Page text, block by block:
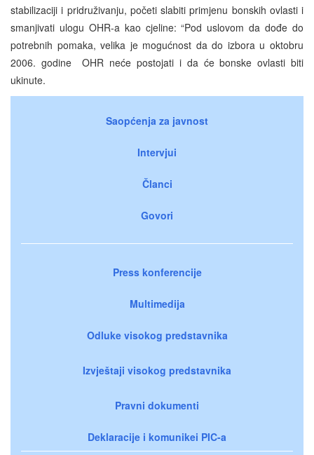
stabilizaciji i pridruživanju, početi slabiti primjenu bonskih ovlasti i
smanjivati ulogu OHR-a kao cjeline: “Pod uslovom da dođe do
potrebnih pomaka, velika je mogućnost da do izbora u oktobru
2006. godine OHR neće postojati i da će bonske ovlasti biti
ukinute.
Saopćenja za javnost
Intervjui
Članci
Govori
Press konferencije
Multimedija
Odluke visokog predstavnika
Izvještaji visokog predstavnika
Pravni dokumenti
Deklaracije i komunikei PIC-a